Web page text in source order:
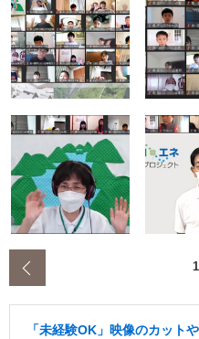
1
「未経験OK」映像のカット